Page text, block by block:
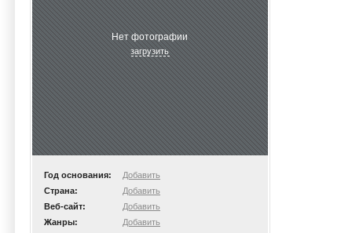
Нет фотографии
загрузить
Год основания:
Добавить
Страна:
Добавить
Веб-сайт:
Добавить
Жанры:
Добавить